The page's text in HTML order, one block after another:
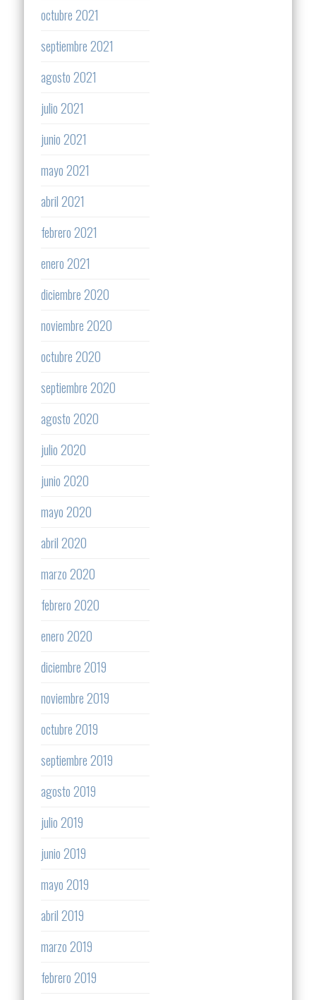
octubre 2021
septiembre 2021
agosto 2021
julio 2021
junio 2021
mayo 2021
abril 2021
febrero 2021
enero 2021
diciembre 2020
noviembre 2020
octubre 2020
septiembre 2020
agosto 2020
julio 2020
junio 2020
mayo 2020
abril 2020
marzo 2020
febrero 2020
enero 2020
diciembre 2019
noviembre 2019
octubre 2019
septiembre 2019
agosto 2019
julio 2019
junio 2019
mayo 2019
abril 2019
marzo 2019
febrero 2019